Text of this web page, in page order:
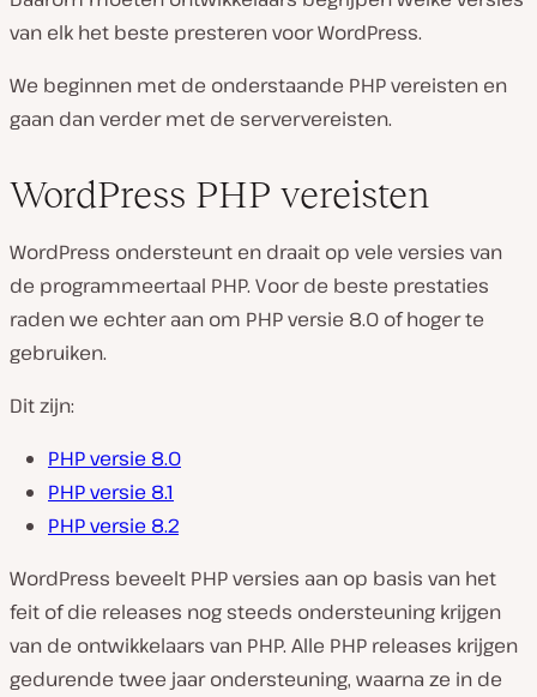
van elk het beste presteren voor WordPress.
We beginnen met de onderstaande PHP vereisten en
gaan dan verder met de serververeisten.
WordPress PHP vereisten
WordPress ondersteunt en draait op vele versies van
de programmeertaal PHP. Voor de beste prestaties
raden we echter aan om PHP versie 8.0 of hoger te
gebruiken.
Dit zijn:
PHP versie 8.0
PHP versie 8.1
PHP versie 8.2
WordPress beveelt PHP versies aan op basis van het
feit of die releases nog steeds ondersteuning krijgen
van de ontwikkelaars van PHP. Alle PHP releases krijgen
gedurende twee jaar ondersteuning, waarna ze in de